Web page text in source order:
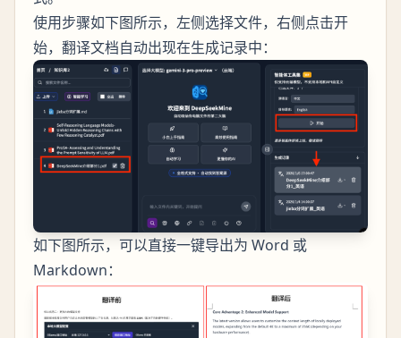
使用步骤如下图所示，左侧选择文件，右侧点击开
始，翻译文档自动出现在生成记录中：
如下图所示，可以直接一键导出为 Word 或
Markdown：